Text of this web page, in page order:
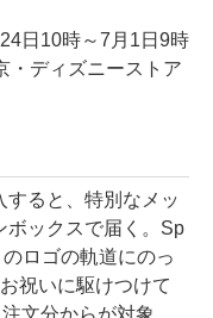
日10時～7月1日9時
・ディズニーストア
ると、特別なメッ
ボックスで届く。Sp
ロゴの軌道にのっ
祝いに駆けつけて